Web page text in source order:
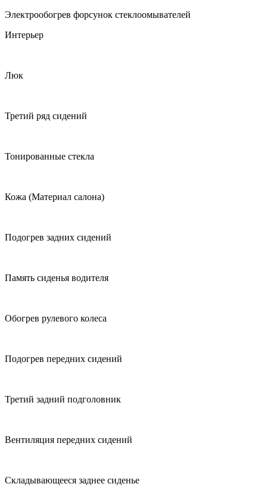
Электрообогрев форсунок стеклоомывателей
Интерьер
Люк
Третий ряд сидений
Тонированные стекла
Кожа (Материал салона)
Подогрев задних сидений
Память сиденья водителя
Обогрев рулевого колеса
Подогрев передних сидений
Третий задний подголовник
Вентиляция передних сидений
Складывающееся заднее сиденье